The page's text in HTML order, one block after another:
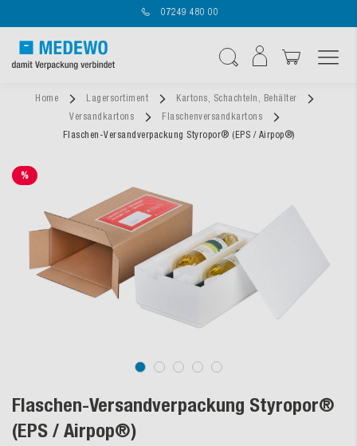
07249 480 00
Home Lagersortiment
Kartons, Schachteln, Behälter
Versandkartons
Flaschenversandkartons
Flaschen-Versandverpackung Styropor® (EPS / Airpop®)
%
Flaschen-Versandverpackung Styropor®
(EPS / Airpop®)